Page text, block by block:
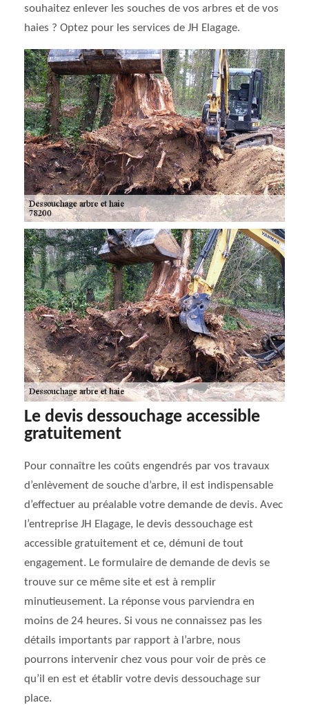
souhaitez enlever les souches de vos arbres et de vos
haies ? Optez pour les services de JH Elagage.
Le devis dessouchage accessible
gratuitement
Pour connaître les coûts engendrés par vos travaux
d’enlèvement de souche d’arbre, il est indispensable
d’effectuer au préalable votre demande de devis. Avec
l’entreprise JH Elagage, le devis dessouchage est
accessible gratuitement et ce, démuni de tout
engagement. Le formulaire de demande de devis se
trouve sur ce même site et est à remplir
minutieusement. La réponse vous parviendra en
moins de 24 heures. Si vous ne connaissez pas les
détails importants par rapport à l’arbre, nous
pourrons intervenir chez vous pour voir de près ce
qu’il en est et établir votre devis dessouchage sur
place.